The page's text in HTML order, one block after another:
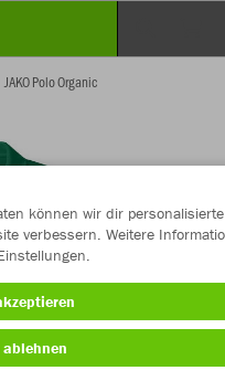
JAKO Polo Organic
können wir dir personalisierte
verbessern. Weitere